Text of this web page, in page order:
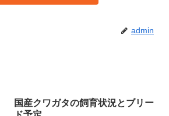
admin
国産クワガタの飼育状況とブリー